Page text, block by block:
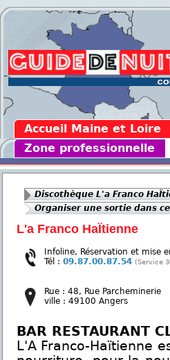
Accueil Maine et Loire
Zone professionnelle
Discothèque L'a Franco
Organiser une sortie dans
L'a Franco HaÏtienne
Infoline, Réservation et mise
Tél : 09.87.00.87.54 (Service
Rue : 48, Rue Parcheminerie
ville : 49100 Angers
BAR RESTAURANT
L'A Franco-Haïtienne